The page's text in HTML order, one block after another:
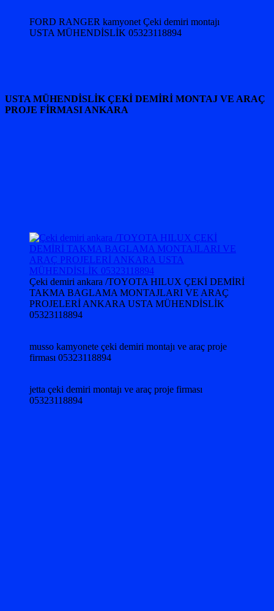
FORD RANGER kamyonet Çeki demiri montajı
USTA MÜHENDİSLİK 05323118894
USTA MÜHENDİSLİK ÇEKİ DEMİRİ MONTAJ VE ARAÇ
PROJE FİRMASI ANKARA
Çeki demiri ankara /TOYOTA HILUX ÇEKİ DEMİRİ
TAKMA BAGLAMA MONTAJLARI VE ARAÇ
PROJELERİ ANKARA USTA MÜHENDİSLİK
05323118894
musso kamyonete çeki demiri montajı ve araç proje
firması 05323118894
jetta çeki demiri montajı ve araç proje firması
05323118894